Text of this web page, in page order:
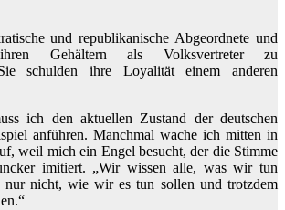
und republikanische Abgeordnete und
Gehältern als Volksvertreter zu
schulden ihre Loyalität einem anderen
ich den aktuellen Zustand der deutschen
anführen. Manchmal wache ich mitten in
weil mich ein Engel besucht, der die Stimme
imitiert. „Wir wissen alle, was wir tun
nur nicht, wie wir es tun sollen und trotzdem